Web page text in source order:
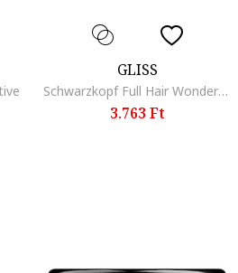
GLISS
Schwarzkopf Full Hair Wonder aktiváló hajápoló kezelés a fejbőr és a hajgyökerek számára, törékeny és gyenge hajra, fejbőrre, koffeinnel és peptidekkel, vegán formula, 100 ml
3.763 Ft